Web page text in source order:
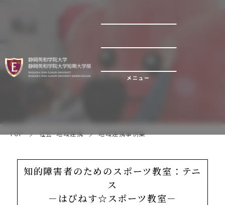
メニュー
地域連携事例集
TOP 社会・地域連携 地域連携事例集
知的障害者のためのスポーツ教室：テニ
ス
－はぴねす☆スポーツ教室－